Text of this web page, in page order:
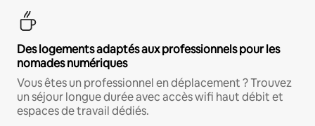
Des logements adaptés aux professionnels pour les
nomades numériques
Vous êtes un professionnel en déplacement ? Trouvez
un séjour longue durée avec accès wifi haut débit et
espaces de travail dédiés.